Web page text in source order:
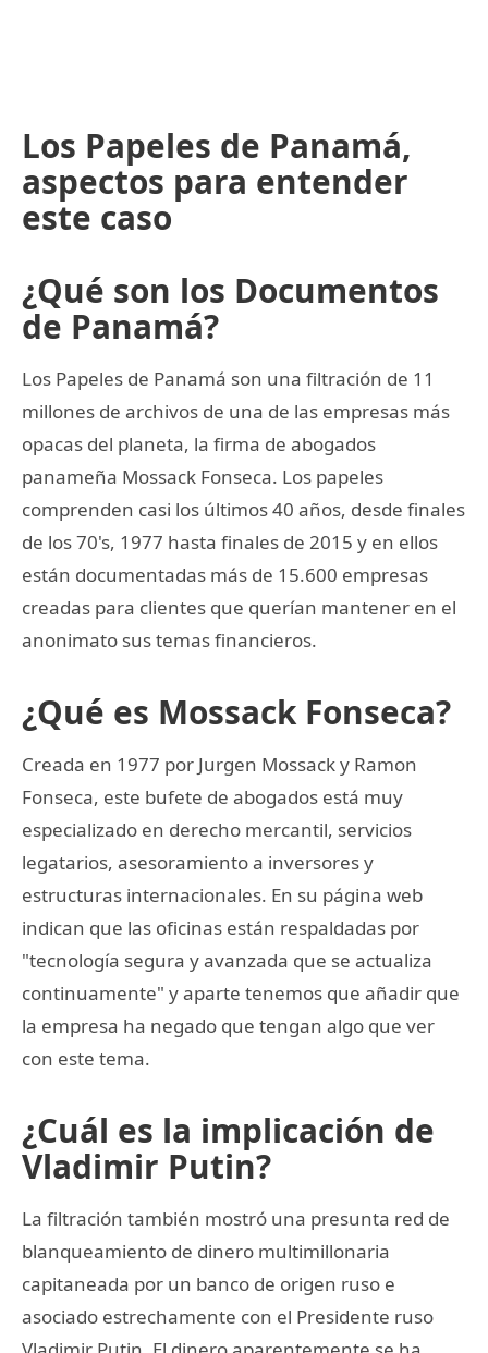
Los Papeles de Panamá,
aspectos para entender
este caso
¿Qué son los Documentos
de Panamá?
Los Papeles de Panamá son una filtración de 11
millones de archivos de una de las empresas más
opacas del planeta, la firma de abogados
panameña Mossack Fonseca. Los papeles
comprenden casi los últimos 40 años, desde finales
de los 70's, 1977 hasta finales de 2015 y en ellos
están documentadas más de 15.600 empresas
creadas para clientes que querían mantener en el
anonimato sus temas financieros.
¿Qué es Mossack Fonseca?
Creada en 1977 por Jurgen Mossack y Ramon
Fonseca, este bufete de abogados está muy
especializado en derecho mercantil, servicios
legatarios, asesoramiento a inversores y
estructuras internacionales. En su página web
indican que las oficinas están respaldadas por
"tecnología segura y avanzada que se actualiza
continuamente" y aparte tenemos que añadir que
la empresa ha negado que tengan algo que ver
con este tema.
¿Cuál es la implicación de
Vladimir Putin?
La filtración también mostró una presunta red de
blanqueamiento de dinero multimillonaria
capitaneada por un banco de origen ruso e
asociado estrechamente con el Presidente ruso